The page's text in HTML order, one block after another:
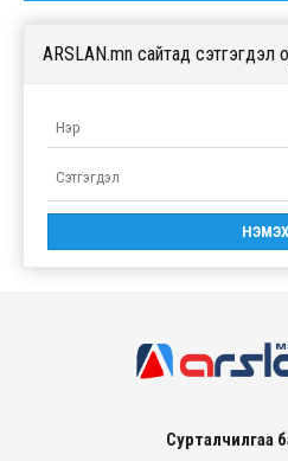
ARSLAN.mn сайтад сэтгэгдэл
Сурталчилгаа